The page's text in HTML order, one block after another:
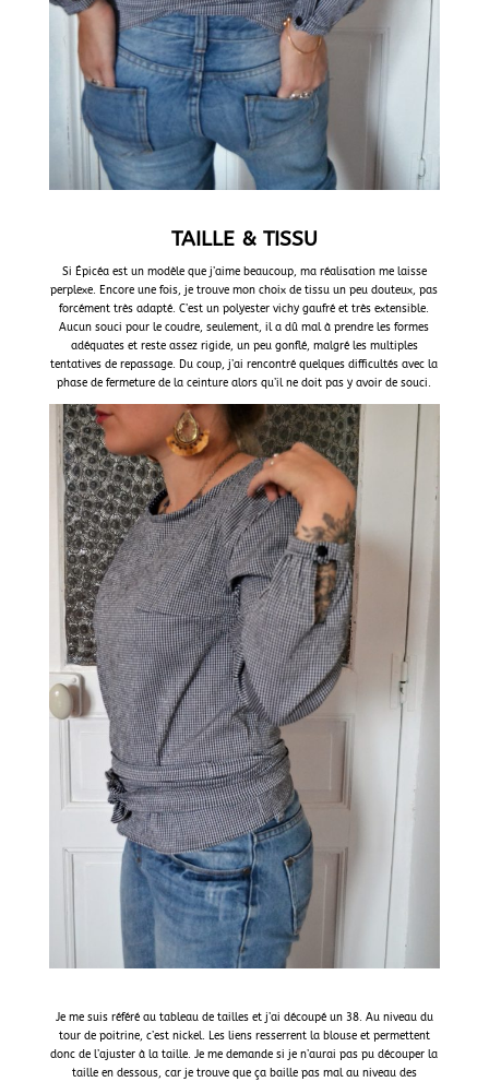
TAILLE & TISSU
Si Épicéa est un modèle que j’aime beaucoup, ma réalisation me laisse
perplexe. Encore une fois, je trouve mon choix de tissu un peu douteux, pas
forcément très adapté. C’est un polyester vichy gaufré et très extensible.
Aucun souci pour le coudre, seulement, il a dû mal à prendre les formes
adéquates et reste assez rigide, un peu gonflé, malgré les multiples
tentatives de repassage. Du coup, j’ai rencontré quelques difficultés avec la
phase de fermeture de la ceinture alors qu’il ne doit pas y avoir de souci.
Je me suis référé au tableau de tailles et j’ai découpé un 38. Au niveau du
tour de poitrine, c’est nickel. Les liens resserrent la blouse et permettent
donc de l’ajuster à la taille. Je me demande si je n’aurai pas pu découper la
taille en dessous, car je trouve que ça baille pas mal au niveau des